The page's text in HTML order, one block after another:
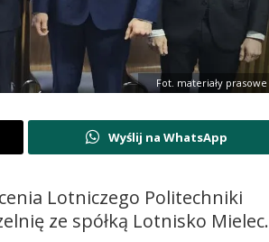
Fot. materiały prasowe
Wyślij na WhatsApp
Lotniczego Politechniki
ze spółką Lotnisko Mielec.